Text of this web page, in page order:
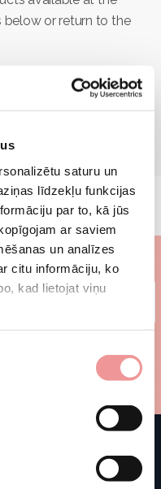
saturu un
līdzekļu funkcijas
par to, kā jūs
ar saviem
un analīzes
citu informāciju, ko
kad lietojat viņu
or return to the